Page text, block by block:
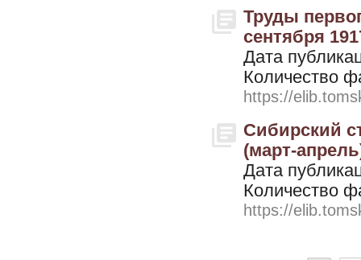
Труды
сентября
Дата
Количество
https://
Сибирский
(март-
Дата
Количество
https://